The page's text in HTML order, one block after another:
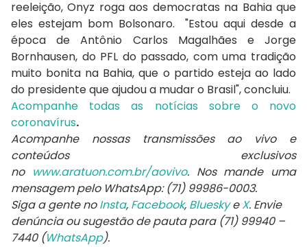
reeleição, Onyz roga aos democratas na Bahia que
eles estejam bom Bolsonaro. "Estou aqui desde a
época de Antônio Carlos Magalhães e Jorge
Bornhausen, do PFL do passado, com uma tradição
muito bonita na Bahia, que o partido esteja ao lado
do presidente que ajudou a mudar o Brasil", concluiu.
Acompanhe todas as notícias sobre o novo
coronavírus.
Acompanhe nossas transmissões ao vivo e
conteúdos exclusivos
no www.aratuon.com.br/aovivo. Nos mande uma
mensagem pelo WhatsApp: (71) 99986-0003.
Siga a gente noInsta, Facebook, BlueskyeX. Envie
denúncia ou sugestão de pauta para (71) 99940 –
7440 (WhatsApp).